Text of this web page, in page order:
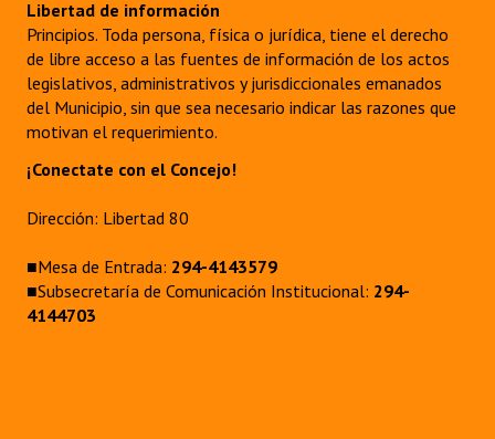
Libertad de información
Principios. Toda persona, física o jurídica, tiene el derecho
de libre acceso a las fuentes de información de los actos
legislativos, administrativos y jurisdiccionales emanados
del Municipio, sin que sea necesario indicar las razones que
motivan el requerimiento.
¡Conectate con el Concejo!
Dirección: Libertad 80
■Mesa de Entrada: 294-4143579
■Subsecretaría de Comunicación Institucional: 294-
4144703